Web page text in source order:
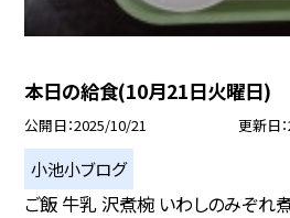
本日の給食(10月21日火曜日)
公開日 2025/10/21 更新日
小池小ブログ
ご飯 牛乳 沢煮椀 いわしのみぞれ